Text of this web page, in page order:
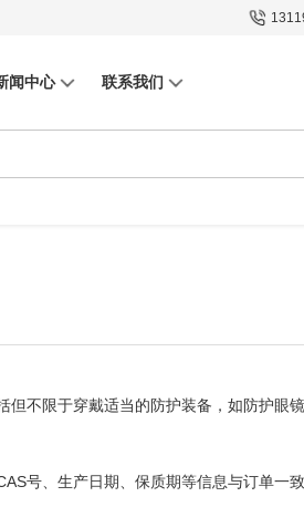
闻中心 联系我们
不限于穿戴适当的防护装备，如防护眼镜
号、生产日期、保质期等信息与订单一致